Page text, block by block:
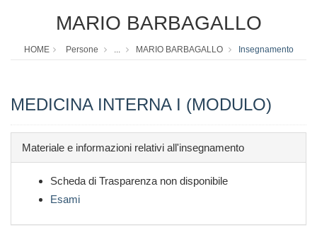
MARIO BARBAGALLO
HOME Persone ... MARIO BARBAGALLO Insegnamento
MEDICINA INTERNA I (MODULO)
Materiale e informazioni relativi all'insegnamento
Scheda di Trasparenza non disponibile
Esami